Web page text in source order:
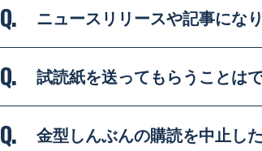
Q. ニュースリリースや記事にな
Q. 試読紙を送ってもらう ことは
Q. 金型しんぶんの購読を中止し